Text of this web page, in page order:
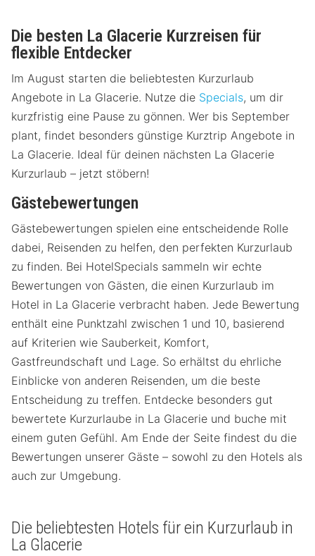
Die besten La Glacerie Kurzreisen für
flexible Entdecker
Im August starten die beliebtesten Kurzurlaub
Angebote in La Glacerie. Nutze die Specials, um dir
kurzfristig eine Pause zu gönnen. Wer bis September
plant, findet besonders günstige Kurztrip Angebote in
La Glacerie. Ideal für deinen nächsten La Glacerie
Kurzurlaub – jetzt stöbern!
Gästebewertungen
Gästebewertungen spielen eine entscheidende Rolle
dabei, Reisenden zu helfen, den perfekten Kurzurlaub
zu finden. Bei HotelSpecials sammeln wir echte
Bewertungen von Gästen, die einen Kurzurlaub im
Hotel in La Glacerie verbracht haben. Jede Bewertung
enthält eine Punktzahl zwischen 1 und 10, basierend
auf Kriterien wie Sauberkeit, Komfort,
Gastfreundschaft und Lage. So erhältst du ehrliche
Einblicke von anderen Reisenden, um die beste
Entscheidung zu treffen. Entdecke besonders gut
bewertete Kurzurlaube in La Glacerie und buche mit
einem guten Gefühl. Am Ende der Seite findest du die
Bewertungen unserer Gäste – sowohl zu den Hotels als
auch zur Umgebung.
Die beliebtesten Hotels für ein Kurzurlaub in
La Glacerie